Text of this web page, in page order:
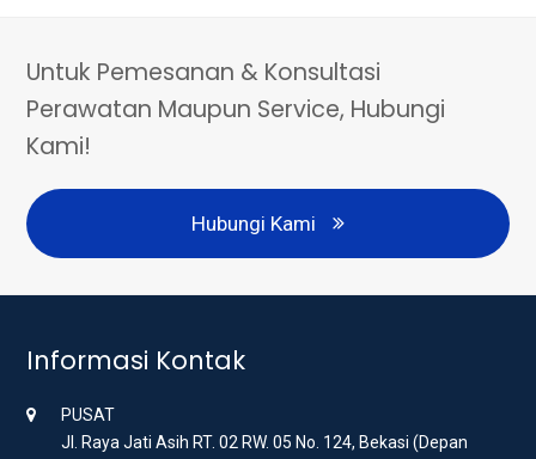
Untuk Pemesanan & Konsultasi
Perawatan Maupun Service, Hubungi
Kami!
Hubungi Kami
Informasi Kontak
PUSAT
Jl. Raya Jati Asih RT. 02 RW. 05 No. 124, Bekasi (Depan